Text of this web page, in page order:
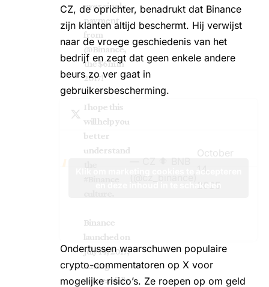
CZ, de oprichter, benadrukt dat Binance
zijn klanten altijd beschermt. Hij verwijst
naar de vroege geschiedenis van het
bedrijf en zegt dat geen enkele andere
beurs zo ver gaat in
gebruikersbescherming.
ever single
payment
from
@Binance,
the $6m in
2017!
I hope this
will help you
better
understand
Binance
launched on
July 14, 2017,
having
successfully
— CZ 🔶 BNB
(@cz_binance)
October
14,
2025
Klik om marketing cookies te accepteren
en deze inhoud in te schakelen
Ondertussen waarschuwen populaire
crypto-commentatoren op X voor
mogelijke risico’s. Ze roepen op om geld